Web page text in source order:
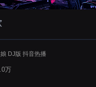
DJ版 抖音热播
万